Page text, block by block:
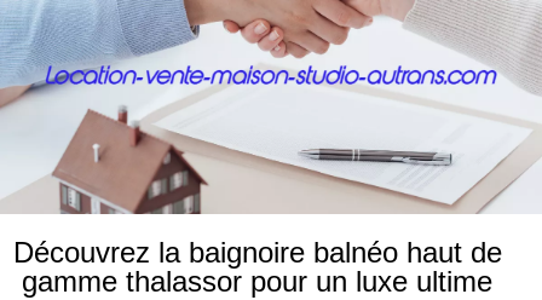
Découvrez la baignoire balnéo haut de
gamme thalassor pour un luxe ultime